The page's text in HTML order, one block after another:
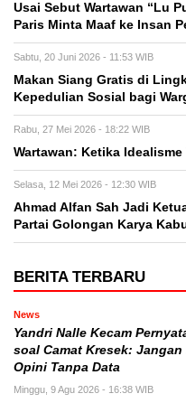
Usai Sebut Wartawan “Lu
Paris Minta Maaf ke Insan
Sabtu, 20 Juni 2026 - 11:53 WIB
Makan Siang Gratis di
Kepedulian Sosial bagi
Rabu, 27 Mei 2026 - 18:22 WIB
Wartawan: Ketika
Selasa, 12 Mei 2026 - 12:30 WIB
‎Ahmad Alfan Sah Jadi
Partai Golongan Karya
BERITA TERBARU
News
Yandri Nalle Kecam
soal Camat Kresek: Jangan
Opini Tanpa Data
Minggu, 9 Agu 2026 - 16:38 WIB